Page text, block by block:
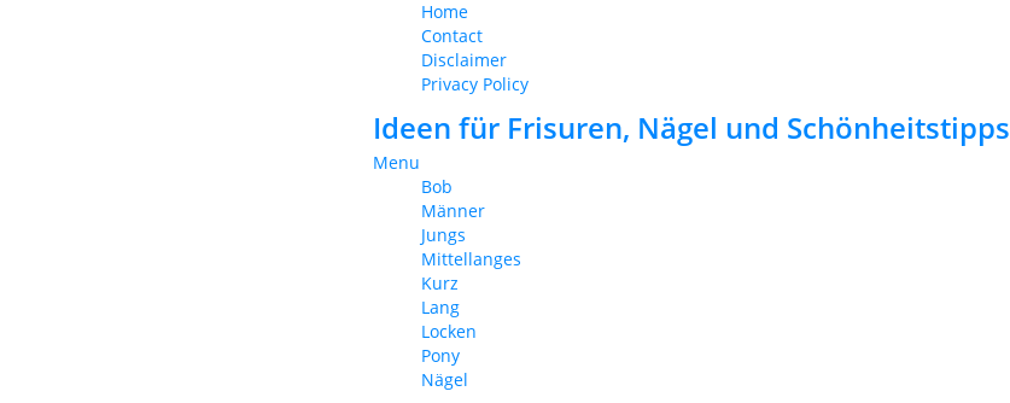
Home
Contact
Disclaimer
Privacy Policy
Ideen für Frisuren, Nägel und Schönheitstipps
Menu
Bob
Männer
Jungs
Mittellanges
Kurz
Lang
Locken
Pony
Nägel